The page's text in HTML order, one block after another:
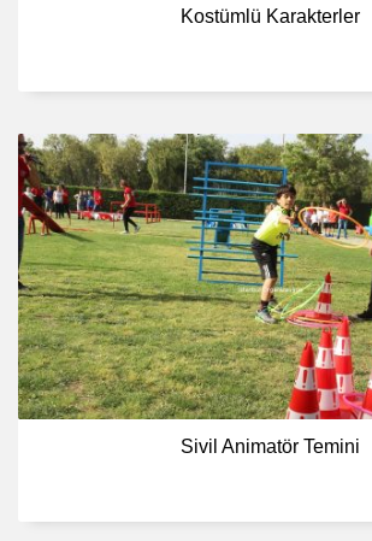
Kostümlü Karakterler
Sivil Animatör Temini